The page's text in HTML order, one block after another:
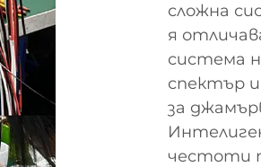
сложна
я
система
спектър
за
честоти